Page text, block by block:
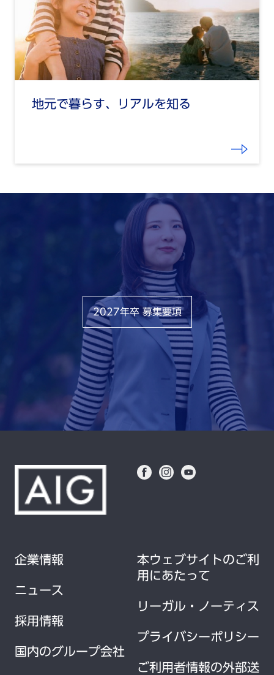
地元で暮らす、リアルを知る
2027年卒 募集要項
企業情報
ニュース
採用情報
国内のグループ会社
本ウェブサイトのご利
用にあたって
リーガル・ノーティス
プライバシーポリシー
ご利用者情報の外部送